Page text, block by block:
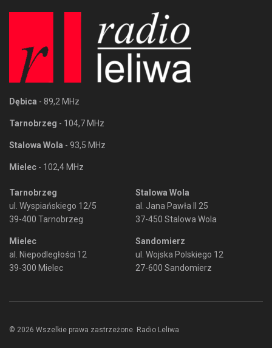
Dębica - 89,2 MHz
Tarnobrzeg - 104,7 MHz
Stalowa Wola - 93,5 MHz
Mielec - 102,4 MHz
Tarnobrzeg
ul. Wyspiańskiego 12/5
39-400 Tarnobrzeg
Mielec
al. Niepodległości 12
39-300 Mielec
Stalowa Wola
al. Jana Pawła II 25
37-450 Stalowa Wola
Sandomierz
ul. Wojska Polskiego 12
27-600 Sandomierz
© 2026 Wszelkie prawa zastrzeżone. Radio Leliwa